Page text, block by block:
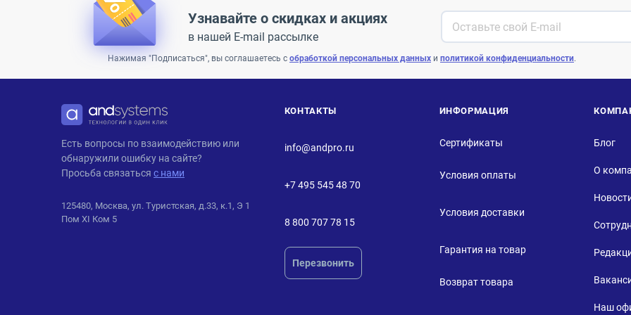
Узнавайте о скидках и акциях
в нашей E-mail рассылке
Нажимая "Подписаться", вы соглашаетесь с обработкой персональных данных и политикой конфиденциальности.
ANDPRO
Есть вопросы по взаимодействию или
обнаружили ошибку на сайте?
Просьба связаться с нами
125480, Москва, ул. Туристская, д.33, к.1, Э 1
Пом XI Ком 5
КОНТАКТЫ
info@andpro.ru
+7 495 545 48 70
8 800 707 78 15
Перезвонить
ИНФОРМАЦИЯ
Сертификаты
Условия оплаты
Условия доставки
Гарантия на товар
Возврат товара
Блог
О
Наш